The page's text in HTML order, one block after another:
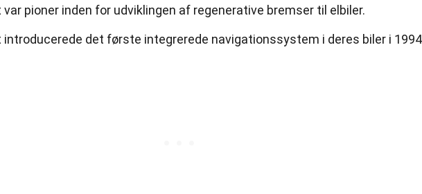
var pioner inden for udviklingen af regenerative bremser til elbiler.
introducerede det første integrerede navigationssystem i deres biler i